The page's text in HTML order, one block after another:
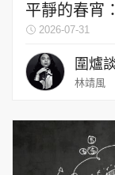
平靜的春宵
2026-07-31
圍爐
林靖風